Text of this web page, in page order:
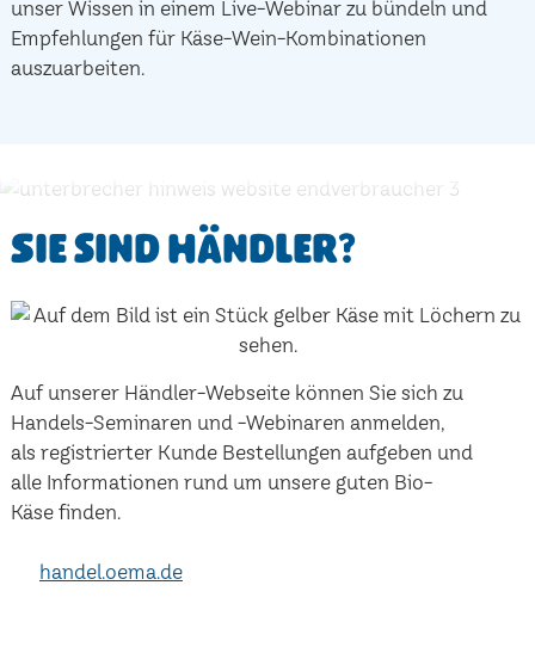
unser Wissen in einem Live-Webinar zu bündeln und
Empfehlungen für Käse-Wein-Kombinationen
auszuarbeiten.
Sie sind Händler?
Auf unserer Händler-Webseite können Sie sich zu
Handels-Seminaren und -Webinaren anmelden,
als registrierter Kunde Bestellungen aufgeben und
alle Informationen rund um unsere guten Bio-
Käse finden.
handel.oema.de